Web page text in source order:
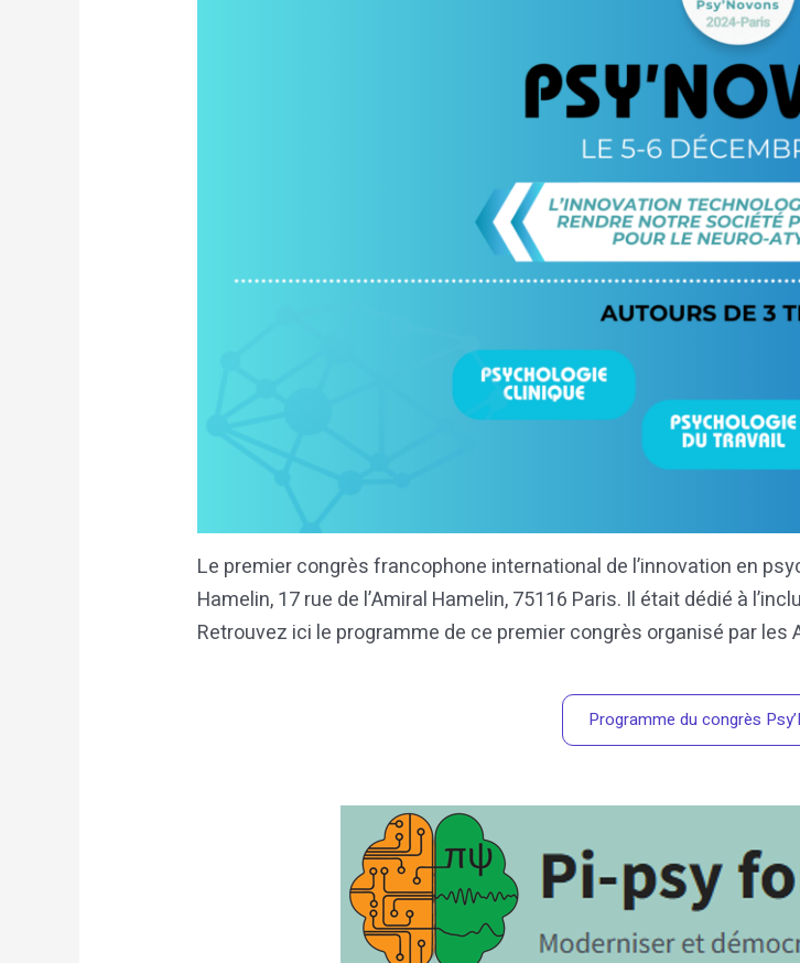
Le premier congrès francophone international de l’innovation en
Hamelin, 17 rue de l’Amiral Hamelin, 75116 Paris. Il était dédié à
Retrouvez ici le programme de ce premier congrès organisé par les
Programme du congrès